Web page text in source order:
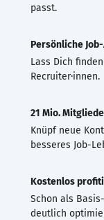
passt.
Persönliche
Lass Dich
Recruiter·innen.
21 Mio.
Knüpf neue
besseres Job-
Kostenlos
Schon als
deutlich